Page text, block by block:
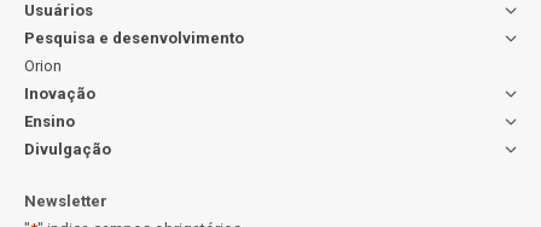
Usuários
Pesquisa e desenvolvimento
Orion
Inovação
Ensino
Divulgação
Newsletter